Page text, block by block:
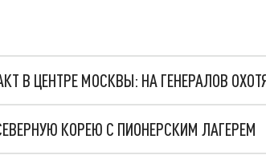
В ЦЕНТРЕ МОСКВЫ: НА ГЕНЕРАЛОВ
КОРЕЮ С ПИОНЕРСКИМ ЛАГЕРЕМ